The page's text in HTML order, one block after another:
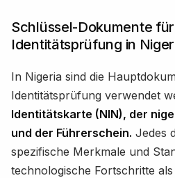
Schlüssel-Dokumente
Identitätsprüfung in
In Nigeria sind die
Identitätsprüfung verwendet
Identitätskarte (NIN), der
und der Führerschein. Jedes
spezifische Merkmale und
technologische Fortschritte